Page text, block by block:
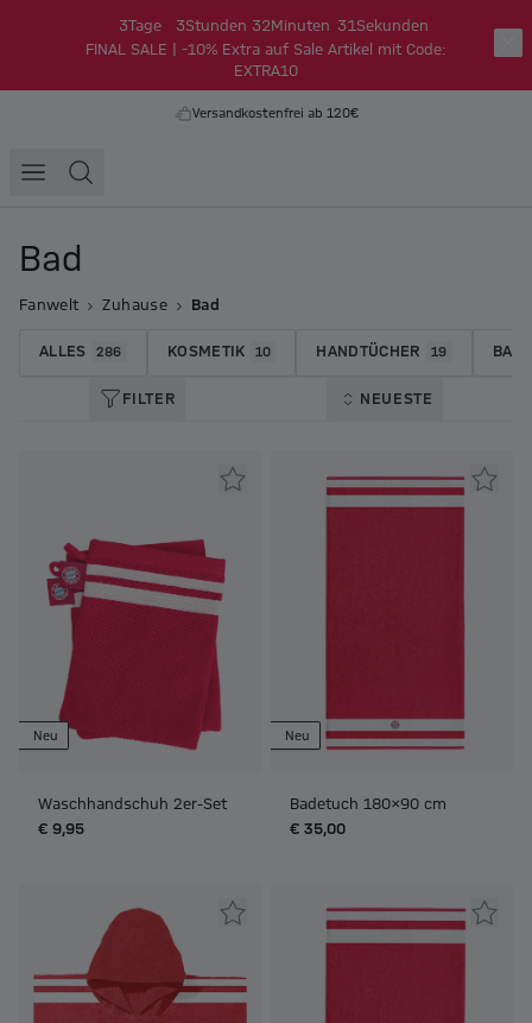
3Tage 3Stunden 32Minuten 30Sekunden
FINAL SALE | -10% Extra auf Sale Artikel mit Code:
EXTRA10
Versandkostenfrei ab 120€
Bad
Fanwelt Zuhause Bad
ALLES 286 KOSMETIK 10 HANDTÜCHER 19
FILTER NEUESTE
Neu
Waschhandschuh 2er-Set
€ 9,95
Neu
Badetuch 180x90 cm
€ 35,00